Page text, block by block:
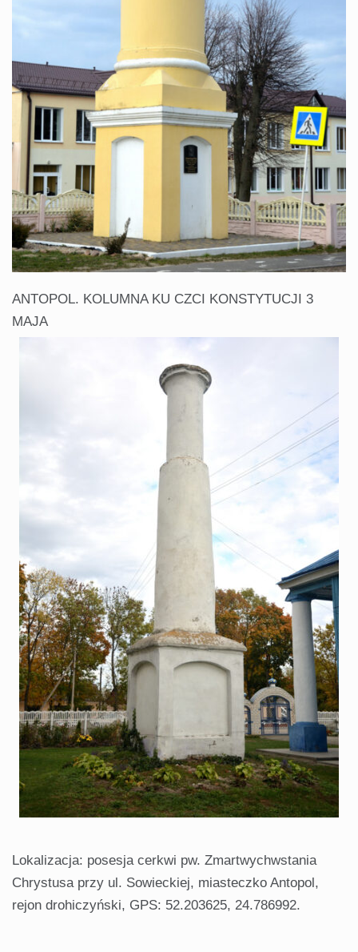
ANTOPOL. KOLUMNA KU CZCI KONSTYTUCJI 3
MAJA
Lokalizacja: posesja cerkwi pw. Zmartwychwstania
Chrystusa przy ul. Sowieckiej, miasteczko Antopol,
rejon drohiczyński, GPS: 52.203625, 24.786992.